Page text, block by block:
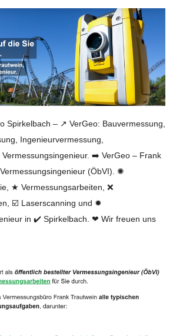
Spirkelbach – ↗️ VerGeo: Bauvermessung,
Ingenieurvermessung,
Vermessungsingenieur. ➡️ VerGeo – Frank
(ÖbVI). ✺
★ Vermessungsarbeiten, ❌
☑️ Laserscanning und ✹
in ✔️ Spirkelbach. ❤ Wir freuen uns